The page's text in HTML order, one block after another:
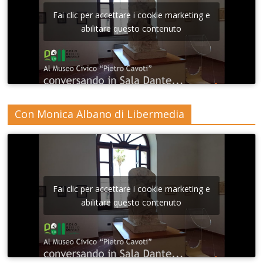
Fai clic per accettare i cookie marketing e
abilitare questo contenuto
Con Monica Albano di Libermedia
Fai clic per accettare i cookie marketing e
abilitare questo contenuto